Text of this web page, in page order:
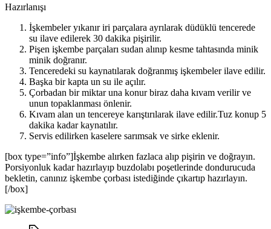
Hazırlanışı
İşkembeler yıkanır iri parçalara ayrılarak düdüklü tencerede
su ilave edilerek 30 dakika pişirilir.
Pişen işkembe parçaları sudan alınıp kesme tahtasında minik
minik doğranır.
Tenceredeki su kaynatılarak doğranmış işkembeler ilave edilir.
Başka bir kapta un su ile açılır.
Çorbadan bir miktar una konur biraz daha kıvam verilir ve
unun topaklanması önlenir.
Kıvam alan un tencereye karıştırılarak ilave edilir.Tuz konup 5
dakika kadar kaynatılır.
Servis edilirken kaselere sarımsak ve sirke eklenir.
[box type=”info”]İşkembe alırken fazlaca alıp pişirin ve doğrayın.
Porsiyonluk kadar hazırlayıp buzdolabı poşetlerinde dondurucuda
bekletin, canınız işkembe çorbası istediğinde çıkartıp hazırlayın.
[/box]